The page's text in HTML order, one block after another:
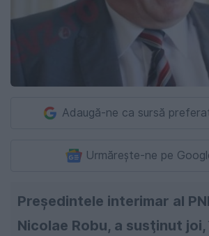
Adaugă-ne ca sursă
Urmărește-ne pe
Preşedintele interimar al
Nicolae Robu, a susţinut